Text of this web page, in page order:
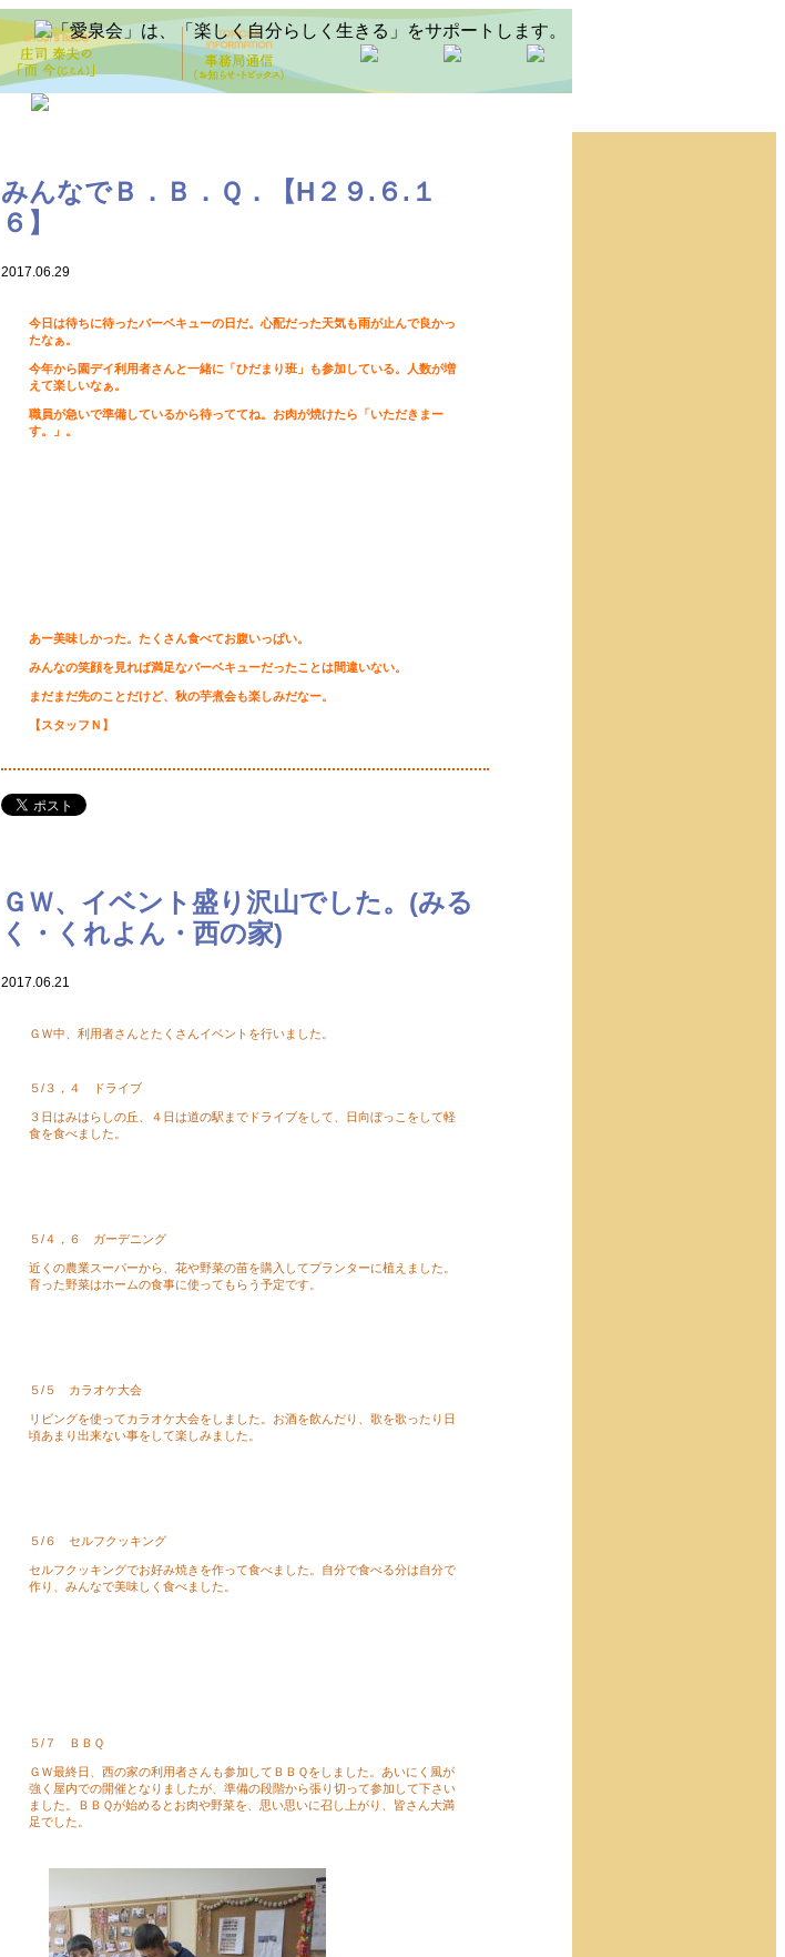
みんなでＢ．Ｂ．Ｑ．【H２９.６.１
６】
2017.06.29
今日は待ちに待ったバーベキューの日だ。心配だった天気も雨が止んで良かっ
たなぁ。
今年から園デイ利用者さんと一緒に「ひだまり班」も参加している。人数が増
えて楽しいなぁ。
職員が急いで準備しているから待っててね。お肉が焼けたら「いただきまー
す。」。
あー美味しかった。たくさん食べてお腹いっぱい。
みんなの笑顔を見れば満足なバーベキューだったことは間違いない。
まだまだ先のことだけど、秋の芋煮会も楽しみだなー。
【スタッフＮ】
ＧＷ、イベント盛り沢山でした。(みる
く・くれよん・西の家)
2017.06.21
ＧＷ中、利用者さんとたくさんイベントを行いました。
５/３，４ ドライブ
３日はみはらしの丘、４日は道の駅までドライブをして、日向ぼっこをして軽
食を食べました。
５/４，６ ガーデニング
近くの農業スーパーから、花や野菜の苗を購入してプランターに植えました。
育った野菜はホームの食事に使ってもらう予定です。
５/５ カラオケ大会
リビングを使ってカラオケ大会をしました。お酒を飲んだり、歌を歌ったり日
頃あまり出来ない事をして楽しみました。
５/６ セルフクッキング
セルフクッキングでお好み焼きを作って食べました。自分で食べる分は自分で
作り、みんなで美味しく食べました。
５/７ ＢＢＱ
ＧＷ最終日、西の家の利用者さんも参加してＢＢＱをしました。あいにく風が
強く屋内での開催となりましたが、準備の段階から張り切って参加して下さい
ました。ＢＢＱが始めるとお肉や野菜を、思い思いに召し上がり、皆さん大満
足でした。